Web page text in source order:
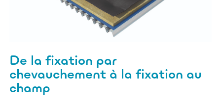
De la fixation par
chevauchement à la fixation au
champ